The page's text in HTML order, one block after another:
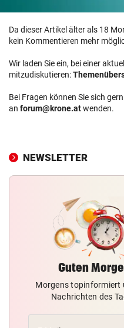
Da dieser Artikel älter als 18
kein Kommentieren mehr
Wir laden Sie ein, bei einer
mitzudiskutieren:
Bei Fragen können Sie sich
an forum@krone.atwenden.
NEWSLETTER
Guten
Morgens topinformiert
Nachrichten des